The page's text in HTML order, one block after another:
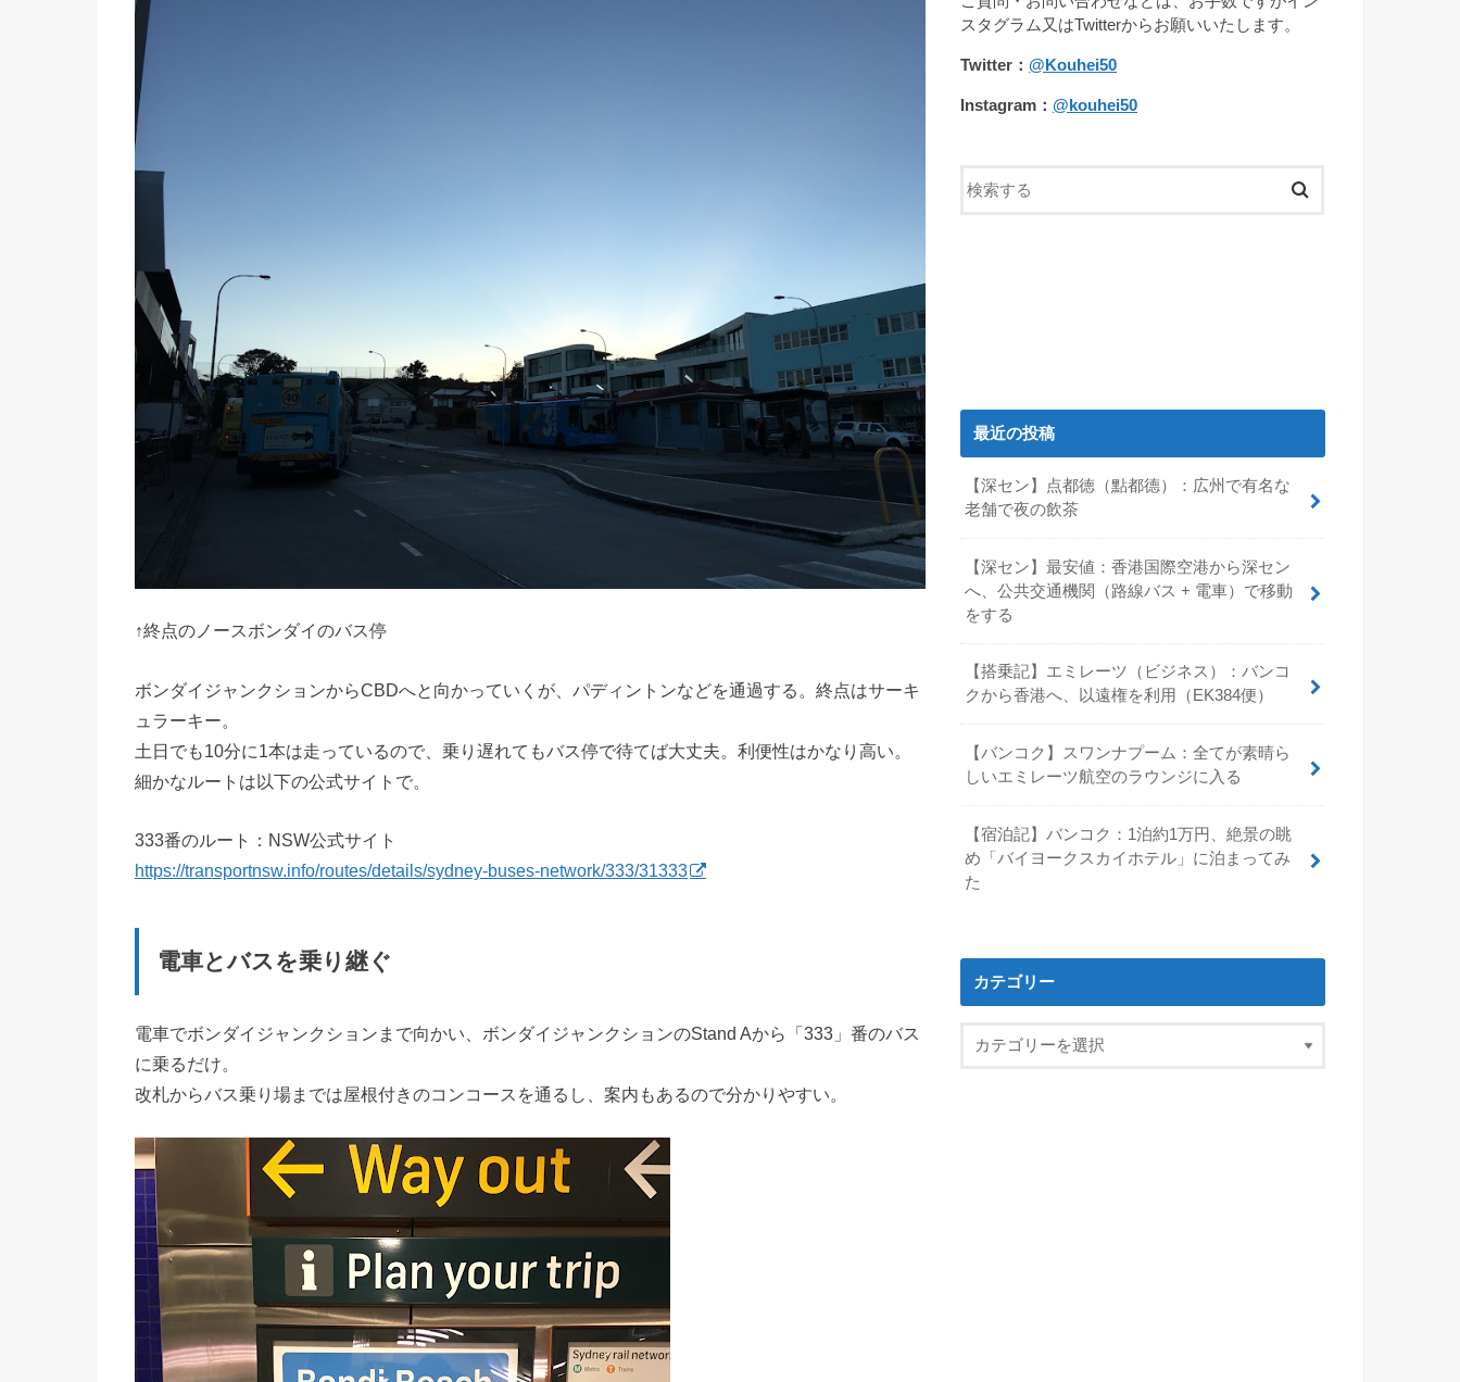
↑終点のノースボンダイのバス停
ボンダイジャンクションからCBDへと向かっていくが、パディントンなどを通過する。終点はサーキ
ュラーキー。
土日でも10分に1本は走っているので、乗り遅れてもバス停で待てば大丈夫。利便性はかなり高い。
細かなルートは以下の公式サイトで。
333番のルート：NSW公式サイト
https://transportnsw.info/routes/details/sydney-buses-network/333/31333
電車とバスを乗り継ぐ
電車でボンダイジャンクションまで向かい、ボンダイジャンクションのStand Aから「333」番のバス
に乗るだけ。
改札からバス乗り場までは屋根付きのコンコースを通るし、案内もあるので分かりやすい。
スタグラム又はTwitterからお願いいたします。
Twitter： @Kouhei50
Instagram： @kouhei50
最近の投稿
【深セン】点都徳（點都德）：広州で有名な
老舗で夜の飲茶
【深セン】最安値：香港国際空港から深セン
へ、公共交通機関（路線バス + 電車）で移動
をする
【搭乗記】エミレーツ（ビジネス）：バンコ
クから香港へ、以遠権を利用（EK384便）
【バンコク】スワンナプーム：全てが素晴ら
しいエミレーツ航空のラウンジに入る
【宿泊記】バンコク：1泊約1万円、絶景の眺
め「バイヨークスカイホテル」に泊まってみ
た
カテゴリー